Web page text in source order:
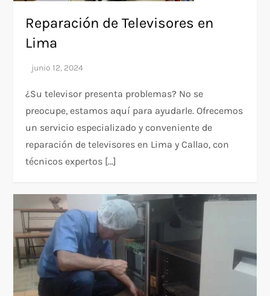
Reparación de Televisores en
Lima
¿Su televisor presenta problemas? No se
preocupe, estamos aquí para ayudarle. Ofrecemos
un servicio especializado y conveniente de
reparación de televisores en Lima y Callao, con
técnicos expertos […]